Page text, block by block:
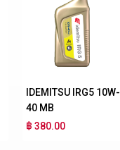
IDEMITSU IRG5 10W-
40 MB
฿ 380.00